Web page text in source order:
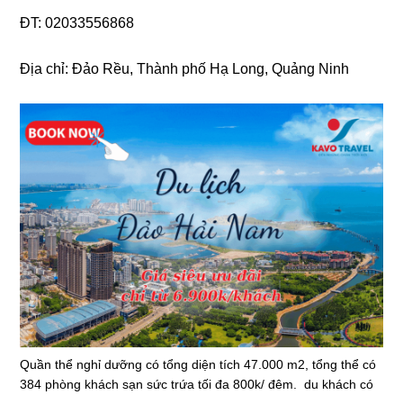
ĐT: 02033556868
Địa chỉ:Đảo Rều, Thành phố Hạ Long, Quảng Ninh
Quần thể nghỉ dưỡng có tổng diện tích 47.000 m2, tổng thể có
384 phòng khách sạn sức trứa tối đa 800k/ đêm. du khách có